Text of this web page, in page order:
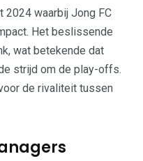
2024 waarbij Jong FC
Het beslissende
wat betekende dat
strijd om de play-offs.
de rivaliteit tussen